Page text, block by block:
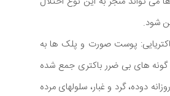
شود.
پوست صورت و پلک ها به
های بی ضرر باکتری جمع شده
دوده، گرد و غبار، سلولهای مرده